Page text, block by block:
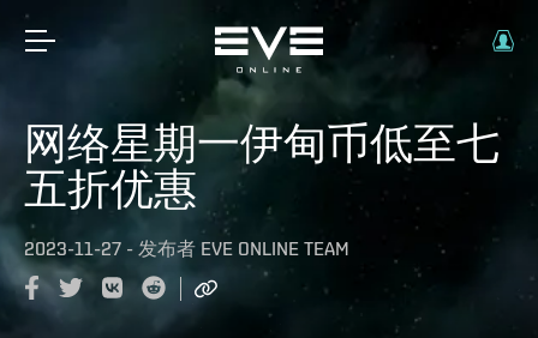
网络星期一伊甸币低至七
五折优惠
2023-11-27 - 发布者 EVE ONLINE TEAM